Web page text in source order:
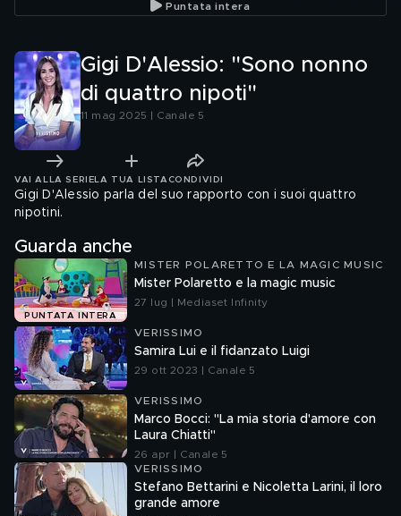
Puntata intera
Gigi D'Alessio: "Sono nonno
di quattro nipoti"
11 mag 2025 | Canale 5
VAI ALLA SERIE LA TUA LISTA CONDIVIDI
Gigi D'Alessio parla del suo rapporto con i suoi quattro
nipotini.
Guarda anche
PUNTATA INTERA
MISTER POLARETTO E LA MAGIC MUSIC
Mister Polaretto e la magic music
27 lug | Mediaset Infinity
VERISSIMO
Samira Lui e il fidanzato Luigi
29 ott 2023 | Canale 5
VERISSIMO
Marco Bocci: "La mia storia d'amore con
Laura Chiatti"
26 apr | Canale 5
VERISSIMO
Stefano Bettarini e Nicoletta Larini, il loro
grande amore